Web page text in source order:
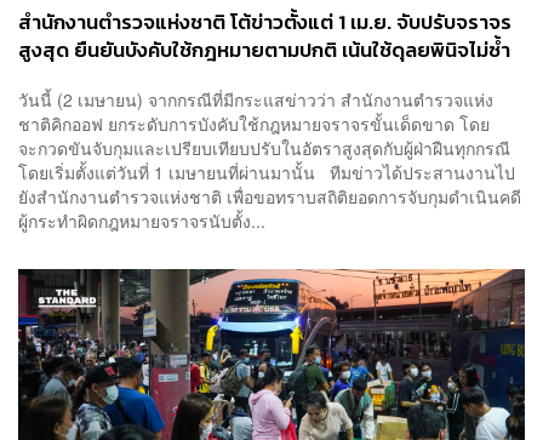
สำนักงานตำรวจแห่งชาติ โต้ข่าวตั้งแต่ 1 เม.ย. จับปรับจราจร
สูงสุด ยืนยันบังคับใช้กฎหมายตามปกติ เน้นใช้ดุลยพินิจไม่ซ้ำ
วันนี้ (2 เมษายน) จากกรณีที่มีกระแสข่าวว่า สำนักงานตำรวจแห่ง
ชาติคิกออฟ ยกระดับการบังคับใช้กฎหมายจราจรขั้นเด็ดขาด โดย
จะกวดขันจับกุมและเปรียบเทียบปรับในอัตราสูงสุดกับผู้ฝ่าฝืนทุกกรณี
โดยเริ่มตั้งแต่วันที่ 1 เมษายนที่ผ่านมานั้น ทีมข่าวได้ประสานงานไป
ยังสำนักงานตำรวจแห่งชาติ เพื่อขอทราบสถิติยอดการจับกุมดำเนินคดี
ผู้กระทำผิดกฎหมายจราจรนับตั้ง...